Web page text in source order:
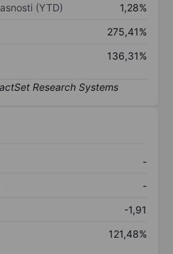
(YTD)
1,28%
275,41%
136,31%
-
-
-1,91
121,48%